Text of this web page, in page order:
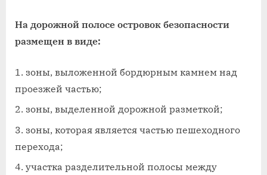
На дорожной полосе островок безопасности
размещен в виде:
зоны, выложенной бордюрным камнем над
проезжей частью;
зоны, выделенной дорожной разметкой;
зоны, которая является частью пешеходного
перехода;
участка разделительной полосы между